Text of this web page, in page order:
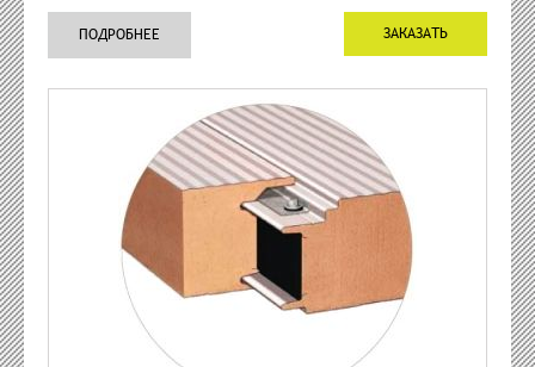
ЗАКАЗАТЬ
ПОДРОБНЕЕ